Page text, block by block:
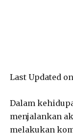
Last Updated
Dalam
menjalankan
melakukan